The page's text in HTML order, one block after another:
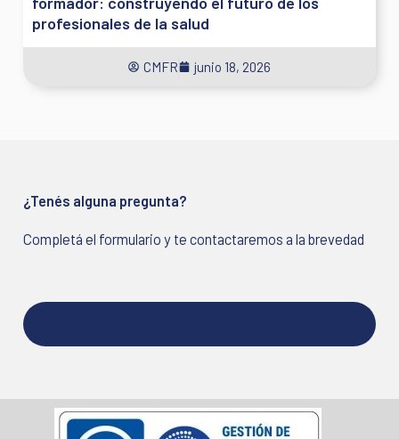
profesionales de la salud
CMFR junio 18, 2026
¿Tenés alguna pregunta?
Completá el formulario y te contactaremos a la brevedad